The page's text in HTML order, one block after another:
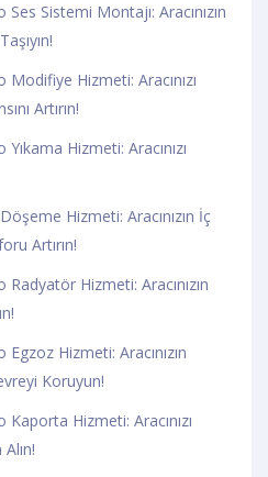
Sistemi Montajı: Aracınızın
Hizmeti: Aracınızı
Artırın!
Hizmeti: Aracınızı
Hizmeti: Aracınızın İç
Artırın!
Hizmeti: Aracınızın
Hizmeti: Aracınızın
Koruyun!
Hizmeti: Aracınızı